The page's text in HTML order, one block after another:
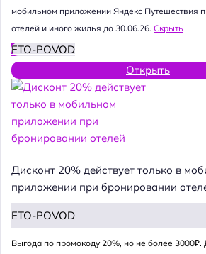
мобильном приложении Яндекс Путешествия
отелей и иного жилья до 30.06.26. Скрыть
ETO-POVOD
Открыть
Дисконт 20% действует только в
приложении при бронировании
ETO-POVOD
Выгода по промокоду 20%, но не более 3000₽.